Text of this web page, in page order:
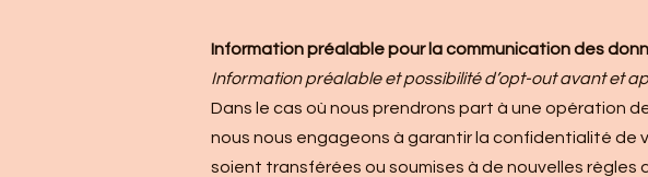
Information préalable pour la communication des
Information préalable et possibilité d’opt-out avant et
Dans le cas où nous prendrons part à une opération
nous nous engageons à garantir la confidentialité de
soient transférées ou soumises à de nouvelles règles